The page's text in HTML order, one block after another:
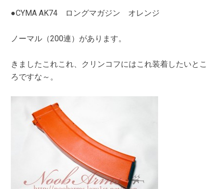
●CYMA AK74 ロングマガジン オレンジ
ノーマル（200連）があります。
きましたこれこれ、クリンコフにはこれ装着したいとこ
ろですな～。